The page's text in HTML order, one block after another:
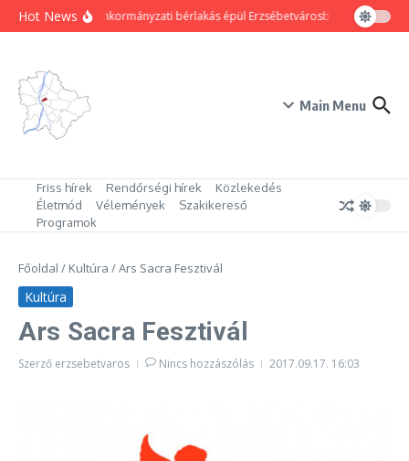
Ugrás a tartalomhoz
Hot News80 új önkormányzati bérlakás épül Erzsébetvárosban Hogyan
Main Menu
Friss hírek Rendőrségi hírek
Közlekedés
Életmód
Vélemények
Szakikereső
Programok
Főoldal / Kultúra /Ars Sacra Fesztivál
Kultúra
Ars Sacra Fesztivál
Szerző erzsebetvaros Nincs hozzászólás 2017.09.17. 16:03